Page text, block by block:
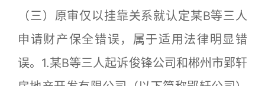
（三）原审仅以挂靠关系就认定某B等三人
申请财产保全错误，属于适用法律明显错
误。1.某B等三人起诉俊锋公司和郴州市郢轩